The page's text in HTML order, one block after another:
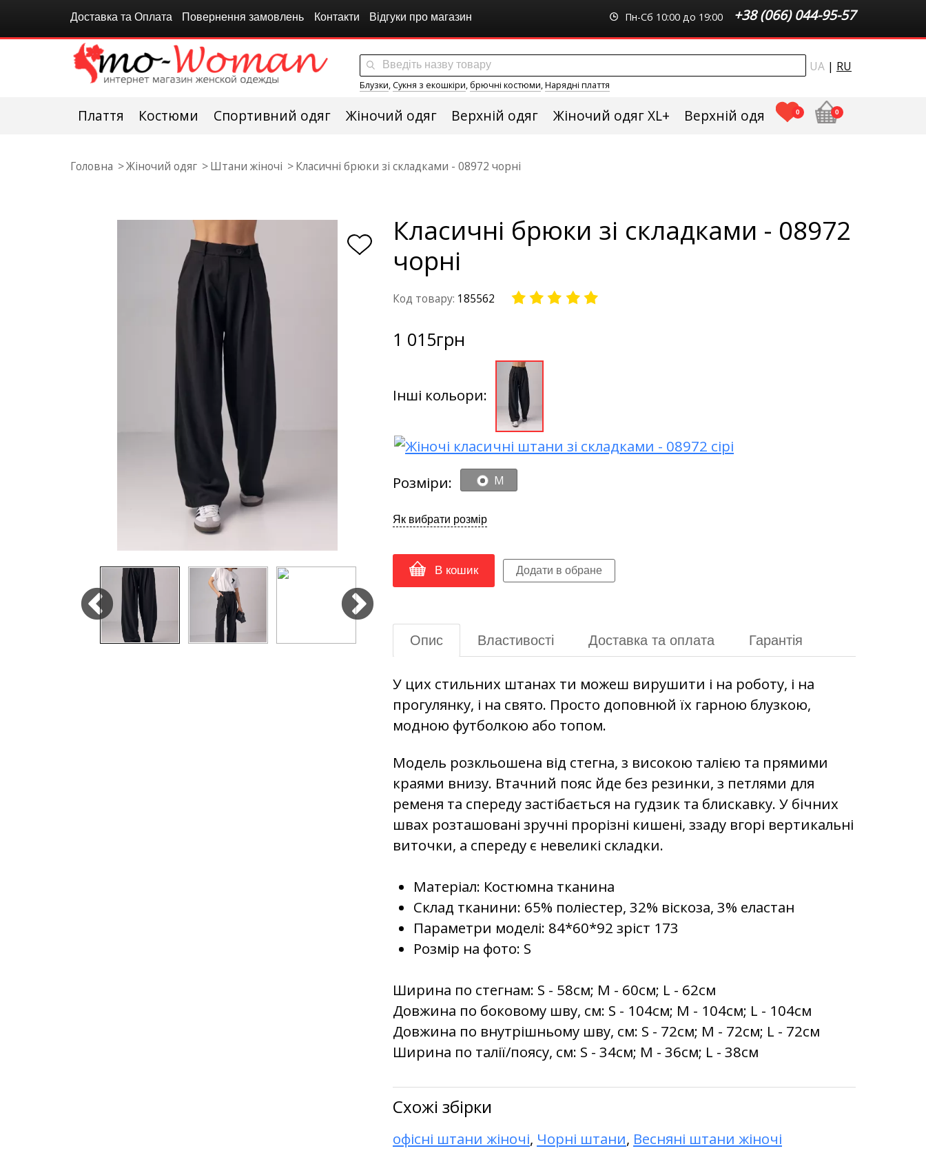
Доставка та Оплата Повернення замовлень Контакти Відгуки про магазин +38 (066) 044-95-57
Пн-Сб 10:00 до 19:00
UA | RU
Блузки, Сукня з екошкіри, брючні костюми,Нарядні плаття
Плаття Костюми Спортивний одяг Жіночий одяг Верхній одяг Жіночий одяг XL+ Верхній одяг плюс сайз
0 0
Головна Жіночий одяг Штани жіночі Класичні брюки зі складками - 08972 чорні
Класичні брюки зі складками - 08972
чорні
Код товару: 185562
1 015грн
Інші кольори:
Розміри: M
Як вибрати розмір
В кошик
Опис Властивості Доставка та оплата Гарантія
У цих стильних штанах ти можеш вирушити і на роботу, і на
прогулянку, і на свято. Просто доповнюй їх гарною блузкою,
модною футболкою або топом.
Модель розкльошена від стегна, з високою талією та прямими
краями внизу. Втачний пояс йде без резинки, з петлями для
ременя та спереду застібається на гудзик та блискавку. У бічних
швах розташовані зручні прорізні кишені, ззаду вгорі вертикальні
виточки, а спереду є невеликі складки.
Матеріал: Костюмна тканина
Склад тканини: 65% поліестер, 32% віскоза, 3% еластан
Параметри моделі: 84*60*92 зріст 173
Розмір на фото: S
Ширина по стегнам: S - 58см; M - 60см; L - 62см
Довжина по боковому шву, см: S - 104см; M - 104см; L - 104см
Довжина по внутрішньому шву, см: S - 72см; M - 72см; L - 72см
Ширина по талії/поясу, см: S - 34см; M - 36см; L - 38см
Схожі збірки
офісні штани жіночі, Чорні штани, Весняні штани жіночі